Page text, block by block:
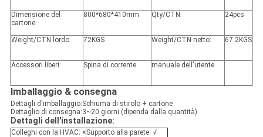
Dimensione del
cartone:
800*680*410mm Qty/CTN: 24pcs
Weight/CTN lordo 72KGS Weight/CTN netto: 67.2KGS
Accessori liberi: Spina di corrente manuale dell'utente
Imballaggio & consegna
Dettagli d'imballaggio:Schiuma di stirolo + cartone
Dettaglio di consegna:3~20 giorni (dipenda dalla quantità)
Dettagli dell'installazione:
Colleghi con la HVAC: ×Supporto alla parete: √